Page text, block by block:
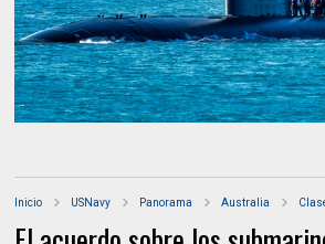
Inicio USNavy Panorama Australia